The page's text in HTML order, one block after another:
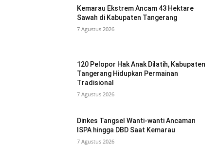
Kemarau Ekstrem Ancam 43 Hektare
Sawah di Kabupaten Tangerang
7 Agustus 2026
120 Pelopor Hak Anak Dilatih, Kabupaten
Tangerang Hidupkan Permainan
Tradisional
7 Agustus 2026
Dinkes Tangsel Wanti-wanti Ancaman
ISPA hingga DBD Saat Kemarau
7 Agustus 2026